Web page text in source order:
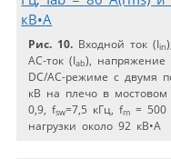
Рис. 10. Входной ток (Iin
AC-ток (Iab), напряжение
DC/AC-режиме с двумя
кВ на плечо в
0,9, fsw=7,5 кГц, fm = 500
нагрузки около 92 кВ•А